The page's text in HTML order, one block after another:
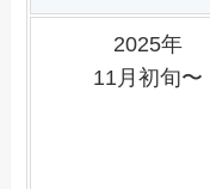
2025年
11月初旬〜